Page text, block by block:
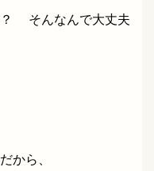
？ そんなんで大丈夫
から、